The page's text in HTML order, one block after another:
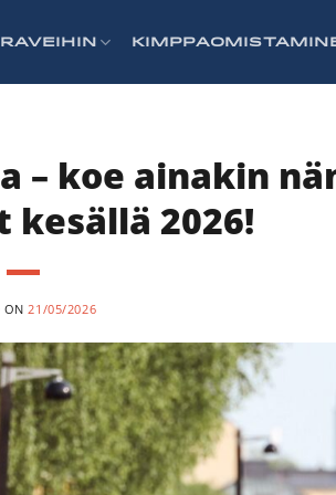
– koe ainakin
2026!
ON 21/05/2026